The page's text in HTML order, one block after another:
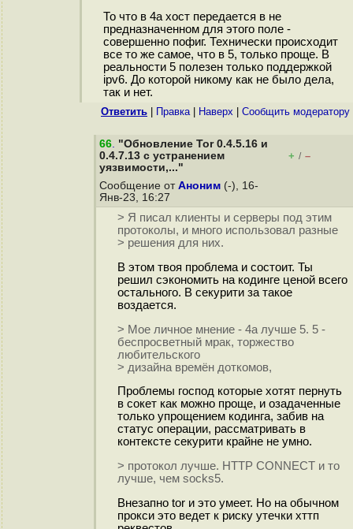
То что в 4а хост передается в не
предназначенном для этого поле -
совершенно пофиг. Технически происходит
все то же самое, что в 5, только проще. В
реальности 5 полезен только поддержкой
ipv6. До которой никому как не было дела,
так и нет.
Ответить Правка| Наверх Cообщить модератору
66. "Обновление Tor 0.4.5.16 и
0.4.7.13 с устранением
уязвимости,..."
+ / –
Сообщение от Аноним (-), 16-
Янв-23, 16:27
> Я писал клиенты и серверы под этим
протоколы, и много использовал разные
> решения для них.
В этом твоя проблема и состоит. Ты
решил сэкономить на кодинге ценой всего
остального. В секурити за такое
воздается.
> Мое личное мнение - 4а лучше 5. 5 -
беспросветный мрак, торжество
любительского
> дизайна времён доткомов,
Проблемы господ которые хотят пернуть
в сокет как можно проще, и озадаченные
только упрощением кодинга, забив на
статус операции, рассматривать в
контексте секурити крайне не умно.
> протокол лучше. HTTP CONNECT и то
лучше, чем socks5.
Внезапно tor и это умеет. Но на обычном
прокси это ведет к риску утечки хттп